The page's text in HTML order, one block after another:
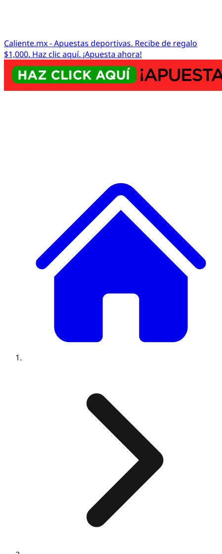
Caliente.mx - Apuestas deportivas. Recibe de regalo
$1,000. Haz clic aquí. ¡Apuesta ahora!